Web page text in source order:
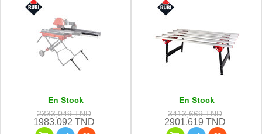
En Stock
2333,049 TND
1983,092 TND
En Stock
3413,669 TND
2901,619 TND